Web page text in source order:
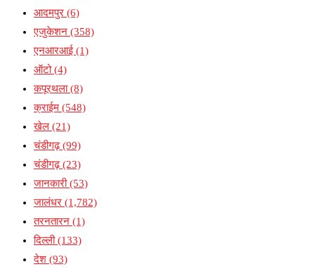
आदमपुर (6)
एजुकेशन (358)
एनआरआई (1)
ऑटो(4)
कपूरथला(8)
क्राईम (548)
खेल (21)
चंडीगढ़(99)
चंडीगढ़(23)
जानकारी(53)
जालंधर (1,782)
तरनतारन (1)
दिल्ली(133)
देश (93)